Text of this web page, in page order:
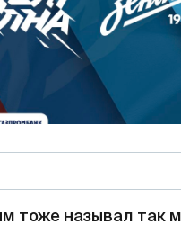
тоже называл так